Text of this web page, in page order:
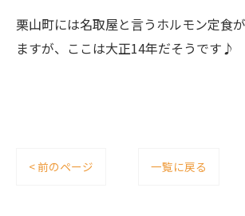
栗山町には名取屋と言うホルモン定食
ますが、ここは大正14年だそうです♪
< 前のページ 一覧に戻る